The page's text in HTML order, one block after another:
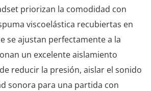
priorizan la comodidad con
viscoelástica recubiertas en
se ajustan perfectamente a la
un excelente aislamiento
reducir la presión, aislar el sonido
sonora para una partida con